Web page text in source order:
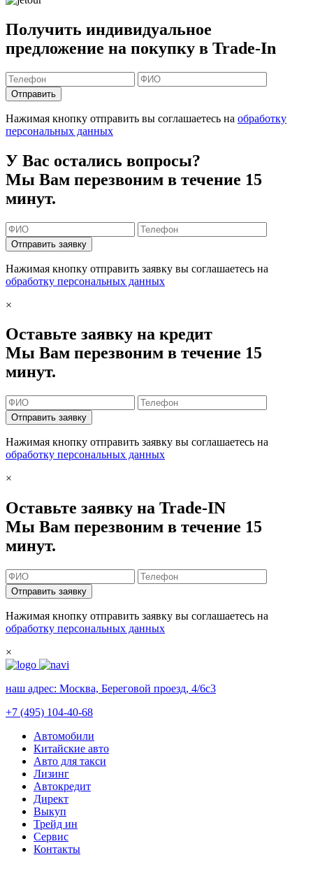
Получить индивидуальное
предложение на покупку в Trade-In
Отправить
Нажимая кнопку отправить вы соглашаетесь на обработку
персональных данных
У Вас остались вопросы?
Мы Вам перезвоним в течение 15
минут.
Отправить заявку
Нажимая кнопку отправить заявку вы соглашаетесь на
обработку персональных данных
×
Оставьте заявку на кредит
Мы Вам перезвоним в течение 15
минут.
Отправить заявку
Нажимая кнопку отправить заявку вы соглашаетесь на
обработку персональных данных
×
Оставьте заявку на Trade-IN
Мы Вам перезвоним в течение 15
минут.
Отправить заявку
Нажимая кнопку отправить заявку вы соглашаетесь на
обработку персональных данных
×
наш адрес: Москва, Береговой проезд, 4/6с3
+7 (495) 104-40-68
Автомобили
Китайские авто
Авто для такси
Лизинг
Автокредит
Директ
Выкуп
Трейд ин
Сервис
Контакты